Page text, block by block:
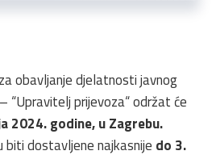
obavljanje djelatnosti javnog
“Upravitelj prijevoza“ održat će
2024. godine, u Zagrebu.
biti dostavljene najkasnije do 3.